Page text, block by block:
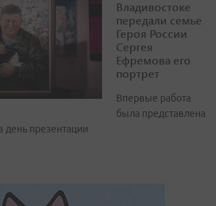
Владивостоке
передали семье
Героя России
Сергея
Ефремова его
портрет
Впервые работа
была представлена
презентации